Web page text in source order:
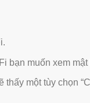
bạn muốn xem mật
thấy một tùy chọn